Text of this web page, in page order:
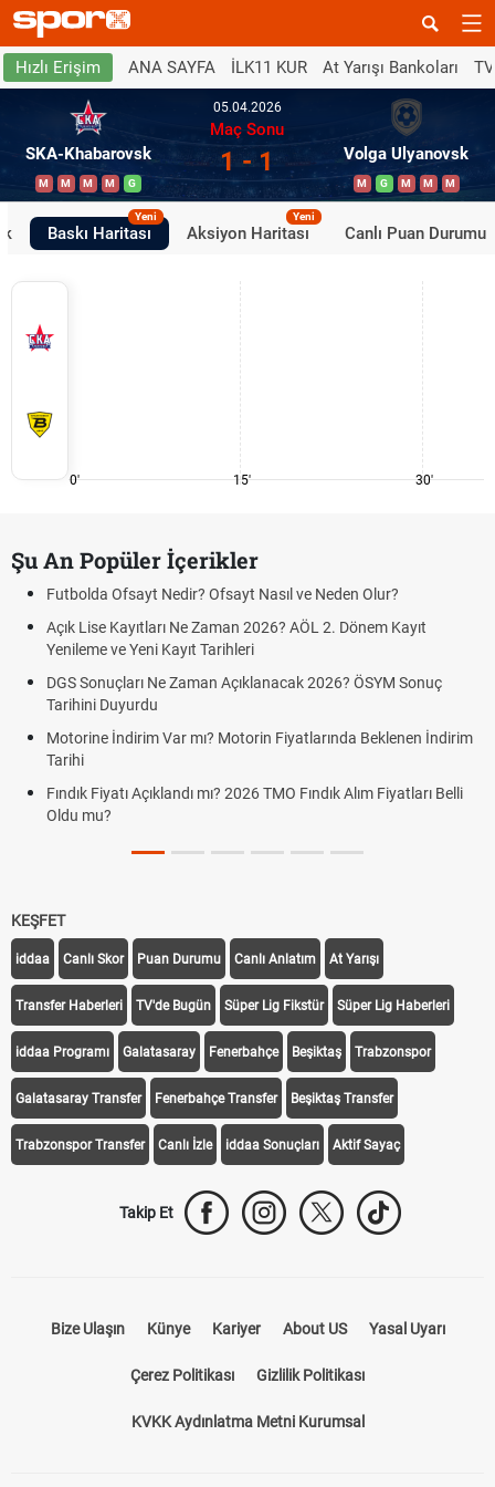
Hızlı Erişim ANA SAYFA İLK11 KUR At Yarışı Bankoları
SKA-Khabarovsk
M M M M G
05.04.2026
Maç Sonu
1 - 1 Volga Ulyanovsk
M G M M M
Baskı Haritası
Yeni
Aksiyon Haritası
Yeni
Canlı Puan Durumu
0' 15' 30'
Şu An Popüler İçerikler
Futbolda Ofsayt Nedir? Ofsayt Nasıl ve Neden Olur?
Açık Lise Kayıtları Ne Zaman 2026? AÖL 2. Dönem Kayıt
Yenileme ve Yeni Kayıt Tarihleri
DGS Sonuçları Ne Zaman Açıklanacak 2026? ÖSYM Sonuç
Tarihini Duyurdu
Motorine İndirim Var mı? Motorin Fiyatlarında Beklenen İndirim
Tarihi
Fındık Fiyatı Açıklandı mı? 2026 TMO Fındık Alım Fiyatları Belli
Oldu mu?
KEŞFET
iddaa Canlı Skor Puan Durumu Canlı Anlatım At Yarışı
Transfer Haberleri TV'de Bugün Süper Lig Fikstür Süper Lig Haberleri
iddaa Programı Galatasaray Fenerbahçe Beşiktaş Trabzonspor
Galatasaray Transfer Fenerbahçe Transfer Beşiktaş Transfer
Trabzonspor Transfer Canlı İzle iddaa Sonuçları Aktif Sayaç
Takip Et
Bize Ulaşın Künye Kariyer About US Yasal Uyarı
Çerez Politikası Gizlilik Politikası
KVKK Aydınlatma Metni Kurumsal